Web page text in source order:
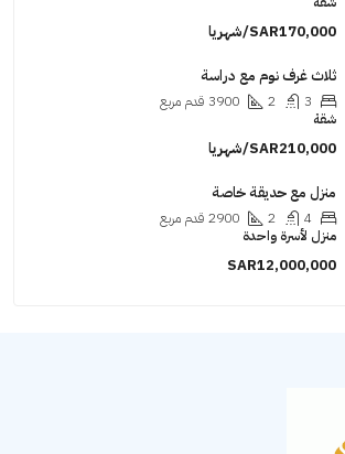
SAR170,000/شهريا
ثلاث غرف نوم مع دراسة
3900 قدم مربع
شقة
SAR210,000/شهريا
منزل مع حديقة خاصة
2900 قدم مربع
منزل لأسرة واحدة
SAR12,000,000